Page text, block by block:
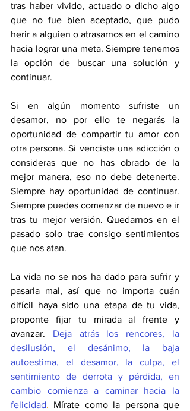
tras haber vivido, actuado o dicho algo
que no fue bien aceptado, que pudo
herir a alguien o atrasarnos en el camino
hacia lograr una meta. Siempre tenemos
la opción de buscar una solución y
continuar.
Si en algún momento sufriste un
desamor, no por ello te negarás la
oportunidad de compartir tu amor con
otra persona. Si venciste una adicción o
consideras que no has obrado de la
mejor manera, eso no debe detenerte.
Siempre hay oportunidad de continuar.
Siempre puedes comenzar de nuevo e ir
tras tu mejor versión. Quedarnos en el
pasado solo trae consigo sentimientos
que nos atan.
La vida no se nos ha dado para sufrir y
pasarla mal, así que no importa cuán
difícil haya sido una etapa de tu vida,
proponte fijar tu mirada al frente y
avanzar. Deja atrás los rencores, la
desilusión, el desánimo, la baja
autoestima, el desamor, la culpa, el
sentimiento de derrota y pérdida, en
cambio comienza a caminar hacia la
felicidad. Mírate como la persona que